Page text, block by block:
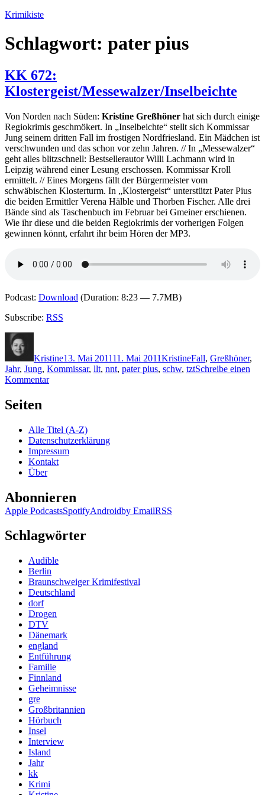
Zum
springen
Krimikiste
Schlagwort: pater pius
KK 672:
Klostergeist/Messewalzer/Inselbeichte
Von Norden nach Süden: Kristine Greßhöner hat sich durch einige
Regiokrimis geschmökert. In „Inselbeichte“ stellt sich Kommissar
Jung seinem dritten Fall im frostigen Nordfriesland. Ein Mädchen ist
verschwunden und das schon vor zehn Jahren. // In „Messewalzer“
geht alles blitzschnell: Bestsellerautor Willi Lachmann wird in
Leipzig während einer Lesung erschossen. Kommissar Kroll
ermittelt. // Eines Morgens fällt der Bürgermeister vom
schwäbischen Klosterturm. In „Klostergeist“ unterstützt Pater Pius
die beiden Ermittler Verena Hälble und Thorben Fischer. Alle drei
Bände sind als Taschenbuch im Februar bei Gmeiner erschienen.
Wie ihr diese und die beiden Regiokrimis der vorherigen Folgen
gewinnen könnt, erfahrt ihr beim Hören der MP3.
Podcast: Download (Duration: 8:23 — 7.7MB)
Subscribe: RSS
Kristine13. Mai 201111. Mai 2011KristineFall, Greßhöner,
Jahr, Jung, Kommissar, llt, nnt, pater pius, schw, tztSchreibe einen
Kommentarzu
Seiten
Alle Titel (A-Z)
Datenschutzerklärung
Impressum
Kontakt
Über
Abonnieren
Apple PodcastsSpotifyAndroidby EmailRSS
Schlagwörter
Audible
Berlin
Braunschweiger Krimifestival
Deutschland
dorf
Drogen
DTV
Dänemark
england
Entführung
Familie
Finnland
Geheimnisse
gre
Großbritannien
Hörbuch
Insel
Interview
Island
Jahr
kk
Krimi